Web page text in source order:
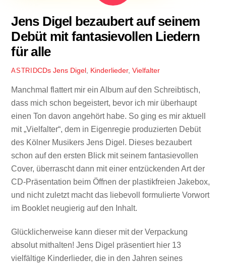
Jens Digel bezaubert auf seinem
Debüt mit fantasievollen Liedern
für alle
ASTRIDCDs Jens Digel Kinderlieder,Vielfalter
Manchmal flattert mir ein Album auf den Schreibtisch,
dass mich schon begeistert, bevor ich mir überhaupt
einen Ton davon angehört habe. So ging es mir aktuell
mit „Vielfalter“, dem in Eigenregie produzierten Debüt
des Kölner Musikers Jens Digel. Dieses bezaubert
schon auf den ersten Blick mit seinem fantasievollen
Cover, überrascht dann mit einer entzückenden Art der
CD-Präsentation beim Öffnen der plastikfreien Jakebox,
und nicht zuletzt macht das liebevoll formulierte Vorwort
im Booklet neugierig auf den Inhalt.
Glücklicherweise kanndieser mit der Verpackung
absolut mithalten!Jens Digel präsentiert hier 13
vielfältige Kinderl ieder, die in den Jahren seines